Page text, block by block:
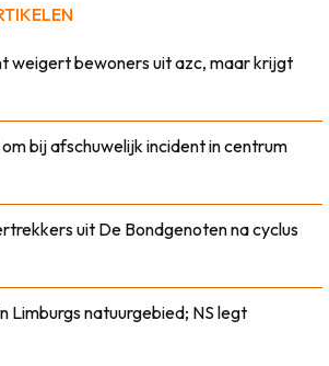
weigert bewoners uit azc, maar krijgt
bij afschuwelijk incident in centrum
uit De Bondgenoten na cyclus
Limburgs natuurgebied; NS legt